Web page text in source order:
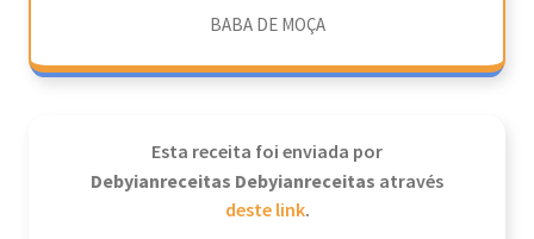
BABA DE MOÇA
Esta receita foi enviada por
Debyianreceitas Debyianreceitas através
deste link.